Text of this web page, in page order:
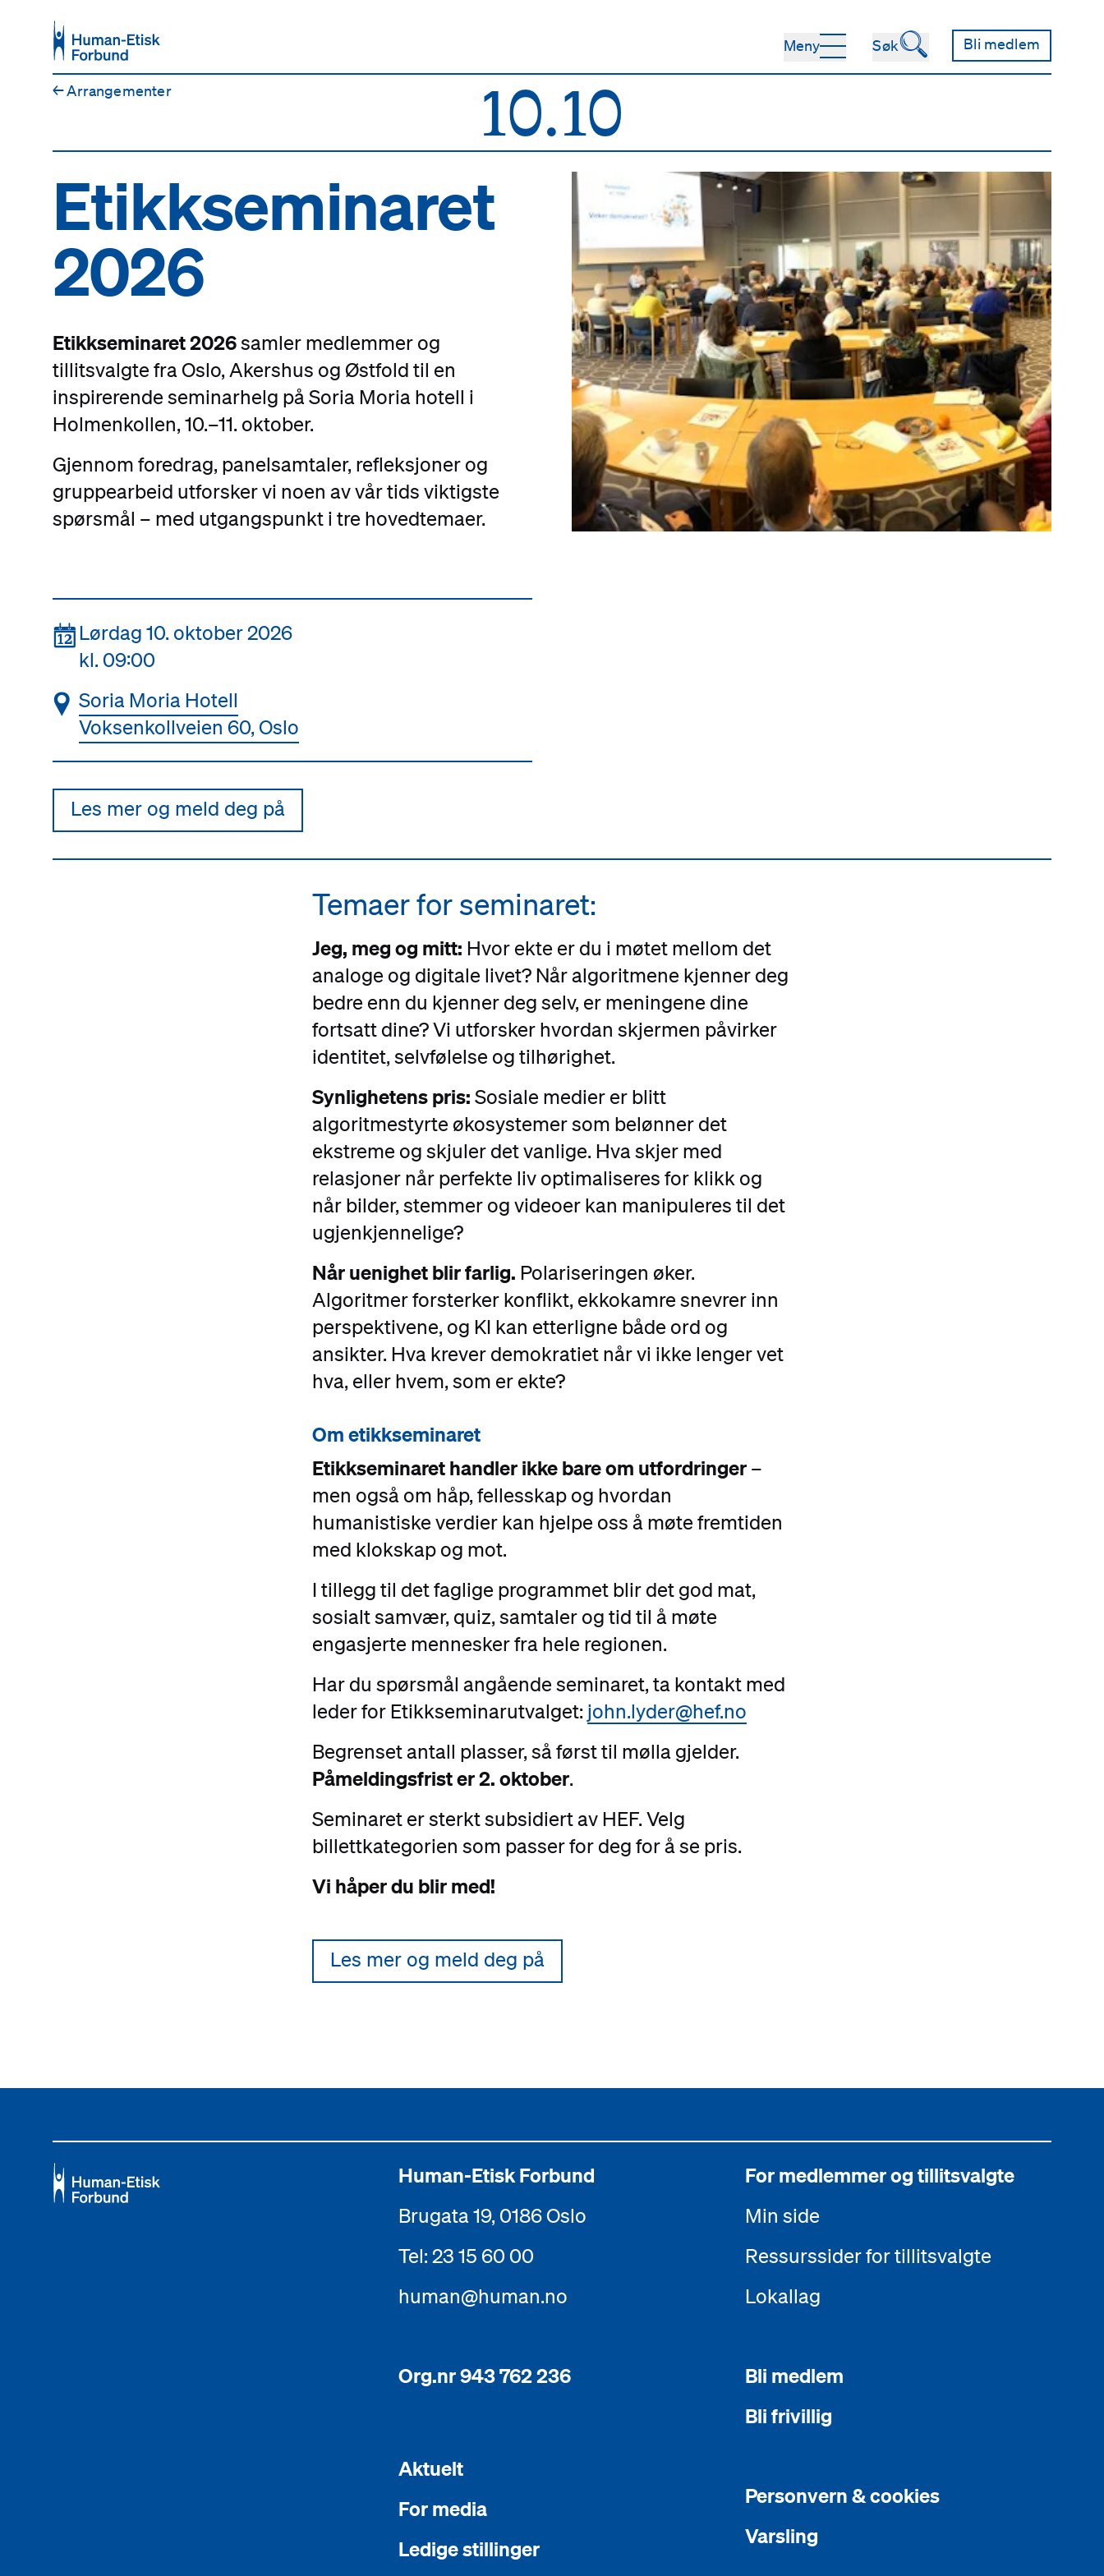
Meny Søk🔍 Bli medlem
←Arrangementer 10.10
Etikkseminaret
2026
Etikkseminaret 2026samler medlemmer og
tillitsvalgte fra Oslo, Akershus og Østfold til en
inspirerende seminarhelg på Soria Moria hotell i
Holmenkollen, 10.–11. oktober.
Gjennom foredrag, panelsamtaler, refleksjoner og
gruppearbeid utforsker vi noen av vår tids viktigste
spørsmål – med utgangspunkt i tre hovedtemaer.
📆Lørdag 10. oktober 2026
kl. 09:00
📍 Soria Moria Hotell
Voksenkollveien 60, Oslo
Les mer og meld deg på
#
Temaer for seminaret:
Jeg, meg og mitt: Hvor ekte er du i møtet mellom det
analoge og digitale livet? Når algoritmene kjenner deg
bedre enn du kjenner deg selv, er meningene dine
fortsatt dine? Vi utforsker hvordan skjermen påvirker
identitet, selvfølelse og tilhørighet.
Synlighetens pris: Sosiale medier er blitt
algoritmestyrte økosystemer som belønner det
ekstreme og skjuler det vanlige. Hva skjer med
relasjoner når perfekte liv optimaliseres for klikk og
når bilder, stemmer og videoer kan manipuleres til det
ugjenkjennelige?
Når uenighet blir farlig. Polariseringen øker.
Algoritmer forsterker konflikt, ekkokamre snevrer inn
perspektivene, og KI kan etterligne både ord og
ansikter. Hva krever demokratiet når vi ikke lenger vet
hva, eller hvem, som er ekte?
Om etikkseminaret
Etikkseminaret handler ikke bare om utfordringer–
men også om håp, fellesskap og hvordan
humanistiske verdier kan hjelpe oss å møte fremtiden
med klokskap og mot.
I tillegg til det faglige programmet blir det god mat,
sosialt samvær, quiz, samtaler og tid til å møte
engasjerte mennesker fra hele regionen.
Har du spørsmål angående seminaret, ta kontakt med
leder for Etikkseminarutvalget: john.lyder@hef.no
Begrenset antall plasser, så først til mølla gjelder.
Påmeldingsfrist er 2. oktober.
Seminaret er sterkt subsidiert av HEF. Velg
billettkategorien som passer for deg for å se pris.
Vi håper du blir med!
Les mer og meld deg på
Human-Etisk Forbund
Brugata 19, 0186 Oslo
Tel: 23 15 60 00
human@human.no
Org.nr 943 762 236
Aktuelt
For media
Ledige stillinger
For medlemmer og tillitsvalgte
Min side
Ressurssider for tillitsvalgte
Lokallag
Bli medlem
Bli frivillig
Personvern & cookies
Varsling